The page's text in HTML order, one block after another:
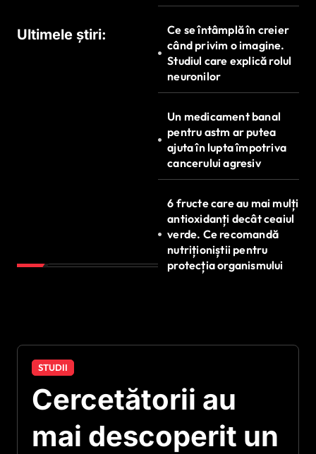
Ultimele știri:
Ce se întâmplă în creier
când privim o imagine.
Studiul care explică rolul
neuronilor
Un medicament banal
pentru astm ar putea
ajuta în lupta împotriva
cancerului agresiv
6 fructe care au mai mulți
antioxidanți decât ceaiul
verde. Ce recomandă
nutriționiștii pentru
protecția organismului
STUDII
Cercetătorii au
mai descoperit un